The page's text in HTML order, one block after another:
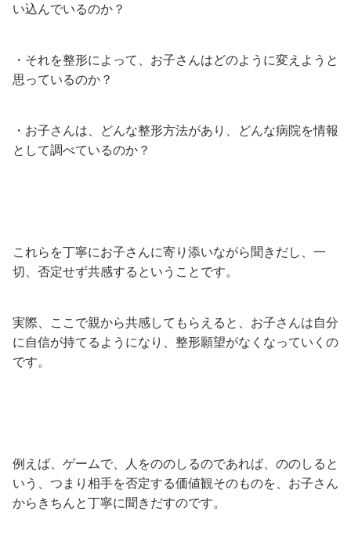
い込んでいるのか？
・それを整形によって、お子さんはどのように変えようと
思っているのか？
・お子さんは、どんな整形方法があり、どんな病院を情報
として調べているのか？
これらを丁寧にお子さんに寄り添いながら聞きだし、一
切、否定せず共感するということです。
実際、ここで親から共感してもらえると、お子さんは自分
に自信が持てるようになり、整形願望がなくなっていくの
です。
例えば、ゲームで、人をののしるのであれば、ののしると
いう、つまり相手を否定する価値観そのものを、お子さん
からきちんと丁寧に聞きだすのです。